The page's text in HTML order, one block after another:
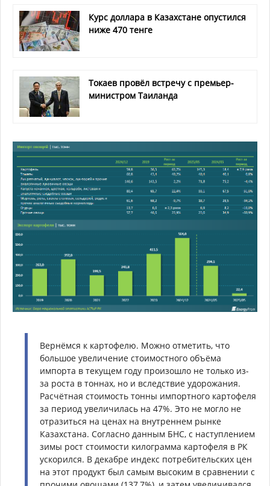
Курс доллара в Казахстане опустился
ниже 470 тенге
Токаев провёл встречу с премьер-
министром Таиланда
Вернёмся к картофелю. Можно отметить, что
большое увеличение стоимостного объёма
импорта в текущем году произошло не только из-
за роста в тоннах, но и вследствие удорожания.
Расчётная стоимость тонны импортного картофеля
за период увеличилась на 47%. Это не могло не
отразиться на ценах на внутреннем рынке
Казахстана. Согласно данным БНС, с наступлением
зимы рост стоимости килограмма картофеля в РК
ускорился. В декабре индекс потребительских цен
на этот продукт был самым высоким в сравнении с